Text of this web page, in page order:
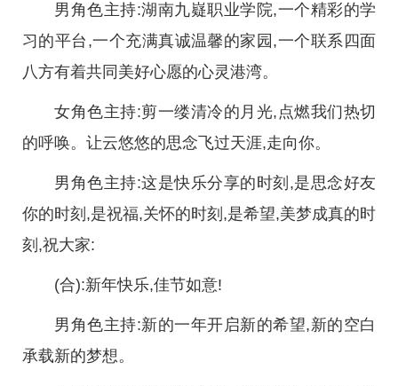
男角色主持:湖南九嶷职业学院,一个精彩的学
习的平台,一个充满真诚温馨的家园,一个联系四面
八方有着共同美好心愿的心灵港湾。
女角色主持:剪一缕清冷的月光,点燃我们热切
的呼唤。让云悠悠的思念飞过天涯,走向你。
男角色主持:这是快乐分享的时刻,是思念好友
你的时刻,是祝福,关怀的时刻,是希望,美梦成真的时
刻,祝大家:
(合):新年快乐,佳节如意!
男角色主持:新的一年开启新的希望,新的空白
承载新的梦想。